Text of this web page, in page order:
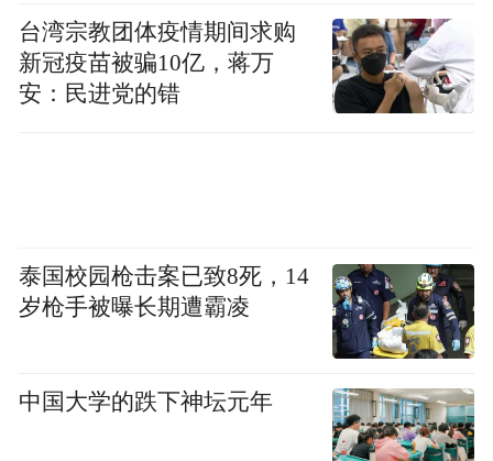
台湾宗教团体疫情期间求购
新冠疫苗被骗10亿，蒋万
安：民进党的错
泰国校园枪击案已致8死，14
岁枪手被曝长期遭霸凌
中国大学的跌下神坛元年